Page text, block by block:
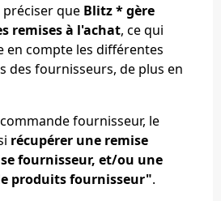
que Blitz * gère
remises à l'achat, ce qui
en compte les différentes
des fournisseurs, de plus en
fournisseur, le
récupérer une remise
fournisseur, et/ou une
produits fournisseur".